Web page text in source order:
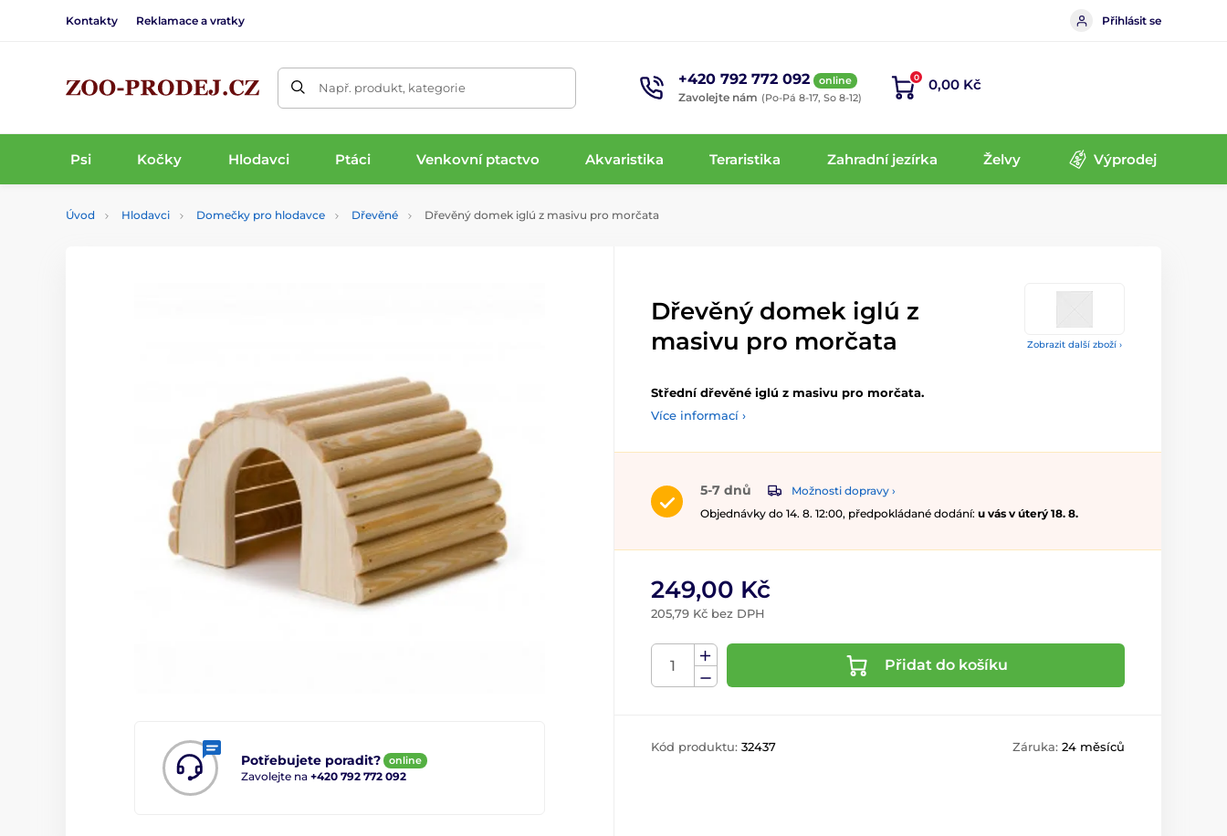
Kontakty Reklamace a vratky Přihlásit se
Např. produkt, kategorie +420 792 772 092 online
Zavolejte nám (Po-Pá 8-17, So 8-12)
0 0,00 Kč
Psi Kočky Hlodavci Ptáci Venkovní ptactvo Akvaristika Teraristika Zahradní jezírka Želvy Výprodej
Úvod Hlodavci Domečky pro hlodavce Dřevěné Dřevěný domek iglú z masivu pro morčata
Zobrazit další zboží ›
Potřebujete poradit? online
Zavolejte na +420 792 772 092
Dřevěný domek iglú z
masivu pro morčata
Střední dřevěné iglú z masivu pro morčata.
Více informací ›
5-7 dnů
Možnosti dopravy ›
Objednávky do 14. 8. 12:00, předpokládané dodání: u vás v úterý 18. 8.
249,00 Kč
205,79 Kč bez DPH
Přidat do košíku
Kód produktu: 32437 Záruka: 24 měsíců